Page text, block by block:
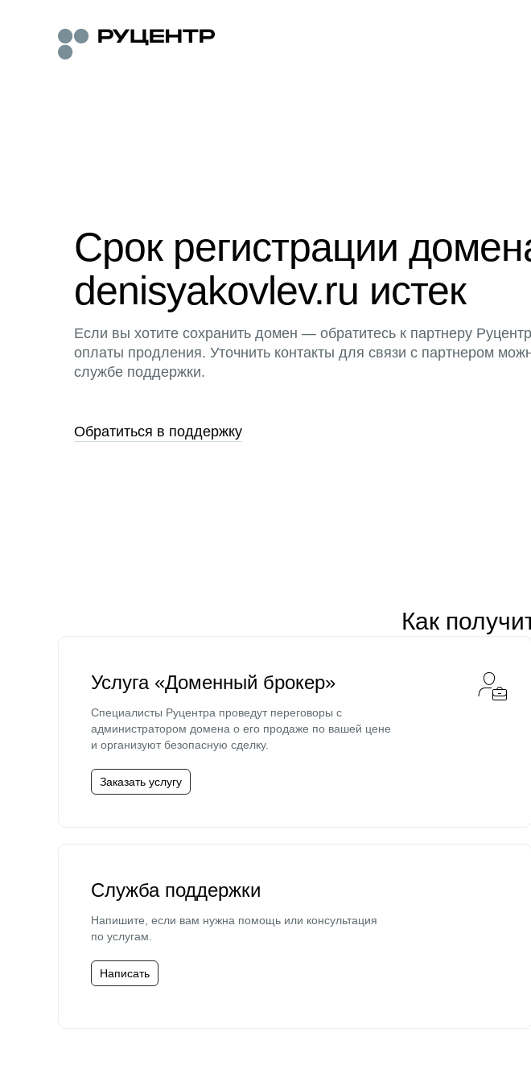
Срок регистрации
denisyakovlev.ru истек
Если вы хотите сохранить домен — обратитесь к партнеру
оплаты продления. Уточнить контакты для связи с партнером
службе поддержки.
Обратиться в поддержку
Как
Услуга «Доменный брокер»
Специалисты Руцентра проведут переговоры с
администратором домена о его продаже по вашей цене
и организуют безопасную сделку.
Заказать услугу
Служба поддержки
Напишите, если вам нужна помощь или консультация
по услугам.
Написать